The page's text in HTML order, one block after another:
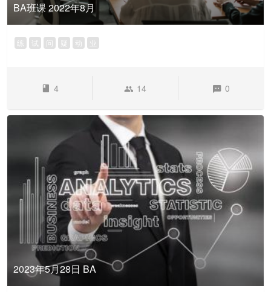
BA班课 2022年8月
练 试 问 疑 动 业
4 14 0
2023年5月28日 BA